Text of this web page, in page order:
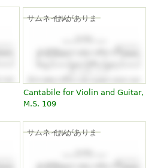
サムネイルがありません
Cantabile for Violin and Guitar,
M.S. 109
サムネイルがありません